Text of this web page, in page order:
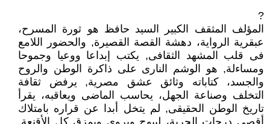
?
المؤلف المثقف الكبير السيد حافظ هو ثورة المسرح،
عبقرية الرواية، دهشة القصة القصيرة, والحضور اللامع
فى قلب المشهد الثقافى, يكتب إبداعا ووعيا وجموحا
ومساءلة, هو الوشم النارى على ذاكرة الوطن والروح
والجسد، كتاباته وثائق عشق مصرية, يرفض ثقافة
التخلف وصناعة الجهل، يحاسب الماضى ويعاقبه، يقرأ
تاريخ الوطن الحقيقى, لم يتخل أبدا عن قراره بامتلاك